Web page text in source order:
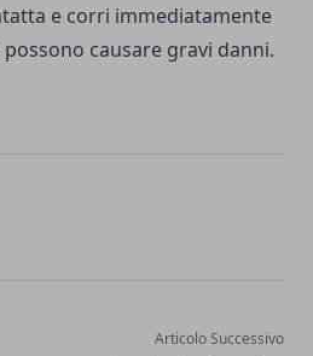
e corri immediatamente
causare gravi danni.
Articolo Successivo